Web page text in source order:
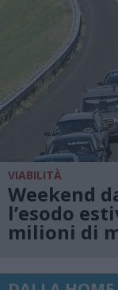
VIABILITÀ
Weekend
l’esodo
milioni di